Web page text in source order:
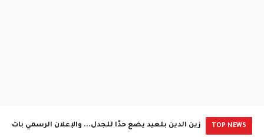
TOP NEWS
وخطة زين الدين بلعيد يضع حدًا للجدل... والإعلان الرسمي بات